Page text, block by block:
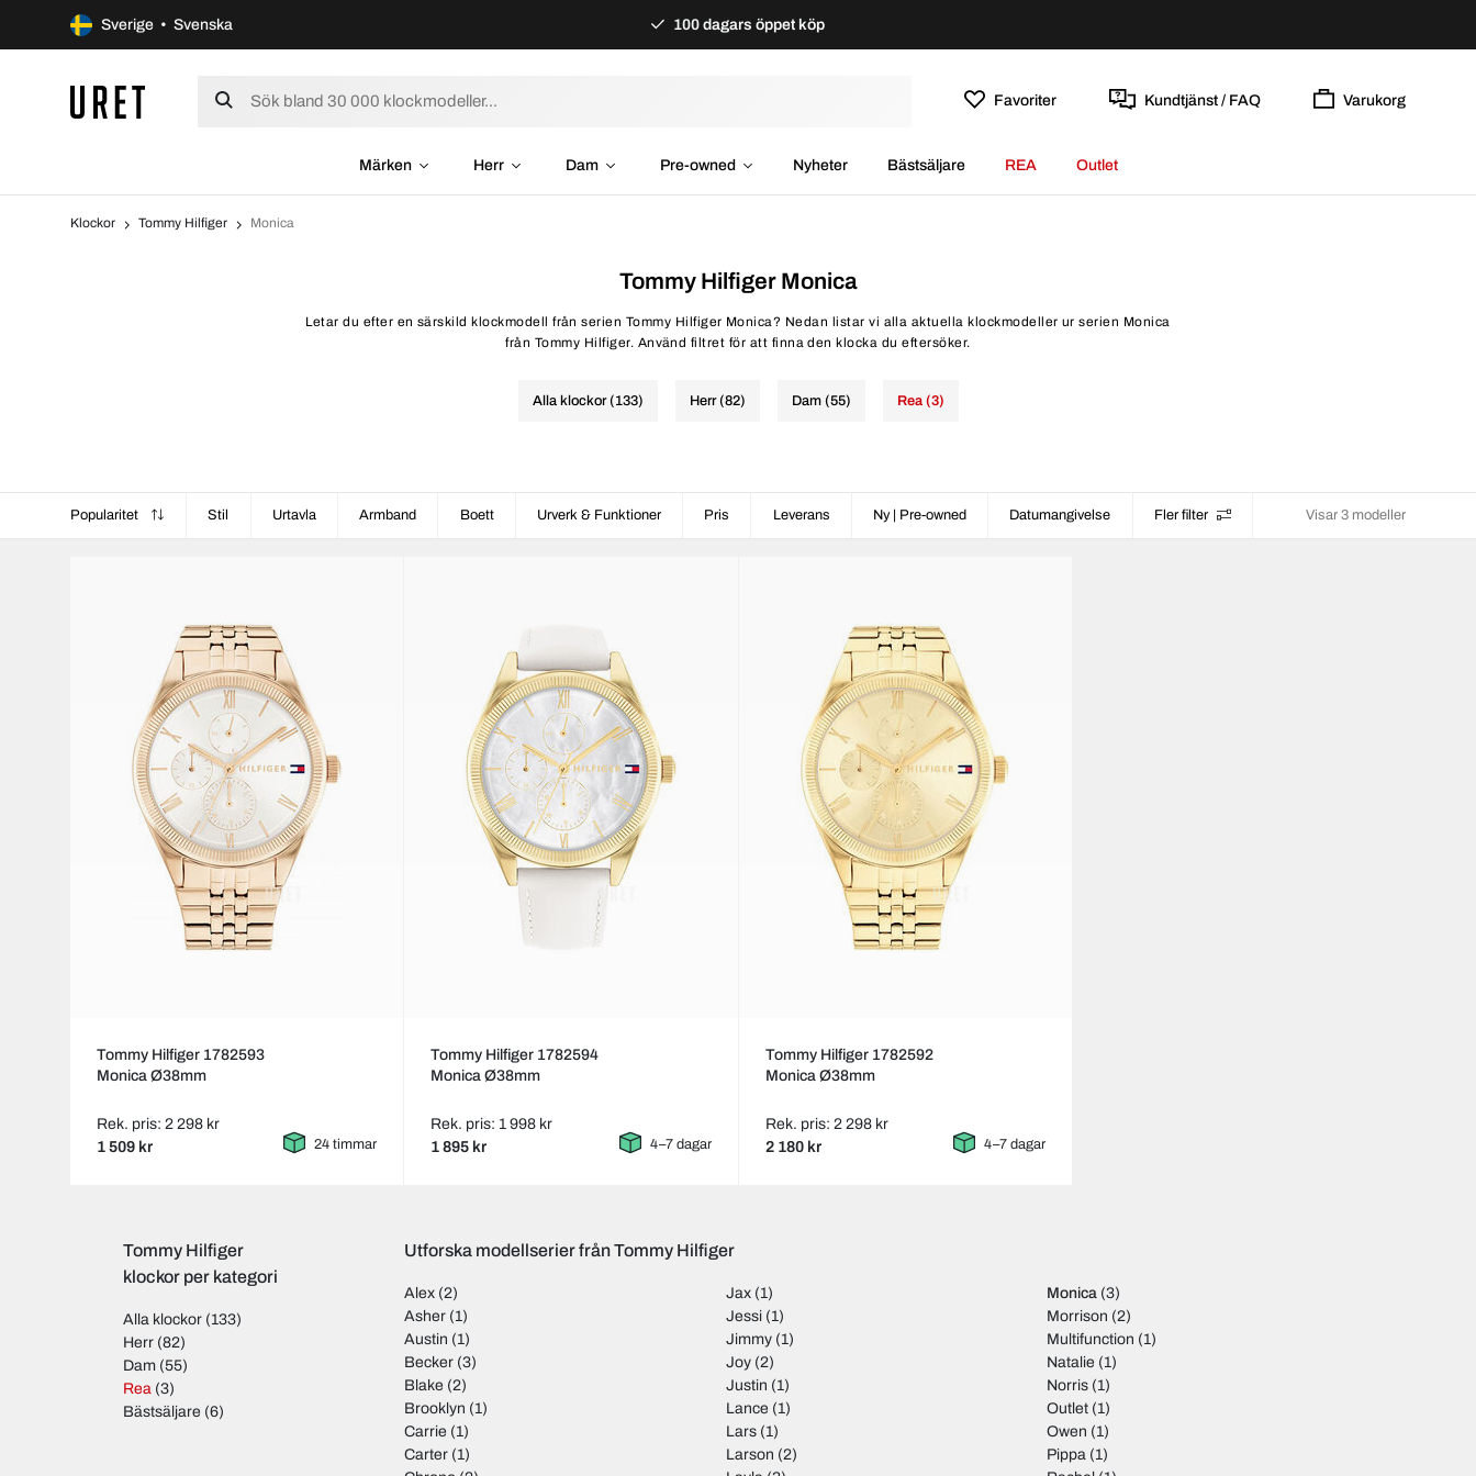
Sverige • Svenska 100 dagars öppet köp
Favoriter Kundtjänst / FAQ Varukorg
Märken Herr Dam Pre-owned Nyheter Bästsäljare REA Outlet
Klockor Tommy Hilfiger Monica
Tommy Hilfiger Monica
Letar du efter en särskild klockmodell från serien Tommy Hilfiger Monica? Nedan listar vi alla aktuella klockmodeller ur serien Monica
från Tommy Hilfiger. Använd filtret för att finna den klocka du eftersöker.
Alla klockor (133) Herr (82) Dam (55) Rea (3)
Popularitet Stil Urtavla Armband Boett Urverk & Funktioner Pris Leverans Ny | Pre-owned Datumangivelse Fler filter Visar 3 modeller
Tommy Hilfiger 1782593
Monica Ø38mm
Rek. pris: 2 298 kr
1 509 kr 24 timmar
Tommy Hilfiger 1782594
Monica Ø38mm
Rek. pris: 1 998 kr
1 895 kr 4–7 dagar
Tommy Hilfiger 1782592
Monica Ø38mm
Rek. pris: 2 298 kr
2 180 kr 4–7 dagar
Tommy Hilfiger
klockor per kategori
Alla klockor (133)
Herr (82)
Dam (55)
Rea (3)
Bästsäljare (6)
Utforska modellserier från Tommy Hilfiger
Alex (2)
Asher (1)
Austin (1)
Becker (3)
Blake (2)
Brooklyn (1)
Carrie (1)
Carter (1)
Jax(1)
Jessi(1)
Jimmy(1)
Joy(2)
Justin (1)
Lance (1)
Lars(1)
Larson (2)
Monica (3)
Morrison (2)
Multifunction (1)
Natalie (1)
Norris (1)
Outlet (1)
Owen (1)
Pippa (1)